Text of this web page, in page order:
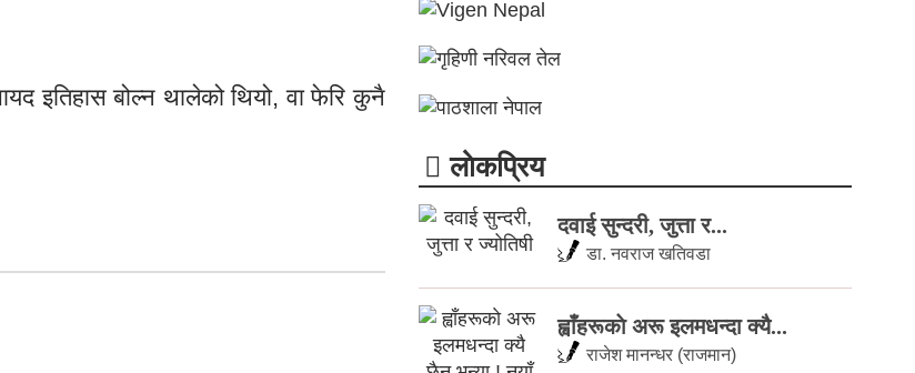
इतिहास बोल्न थालेको थियो, वा फेरि कुनै
लाेकप्रिय
दवाई सुन्दरी, जुत्ता र...
डा. नवराज खतिवडा
ह्वाँहरूकाे अरू इलमधन्दा क्यै...
राजेश मानन्धर (राजमान)